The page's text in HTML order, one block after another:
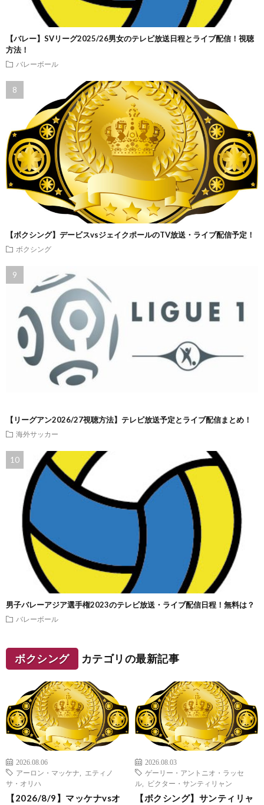
【バレー】SVリーグ2025/26男女のテレビ放送日程とライブ配信！視聴
方法！
バレーボール
【ボクシング】デービスvsジェイクポールのTV放送・ライブ配信予定！
ボクシング
【リーグアン2026/27視聴方法】テレビ放送予定とライブ配信まとめ！
海外サッカー
男子バレーアジア選手権2023のテレビ放送・ライブ配信日程！無料は？
バレーボール
ボクシング カテゴリの最新記事
2026.08.06
アーロン・マッケナ
エティノ
サ・オリハ
【2026/8/9】マッケナvsオ
2026.08.03
ゲーリー・アントニオ・ラッセ
ル
ビクター・サンティリャン
【ボクシング】サンティリャ